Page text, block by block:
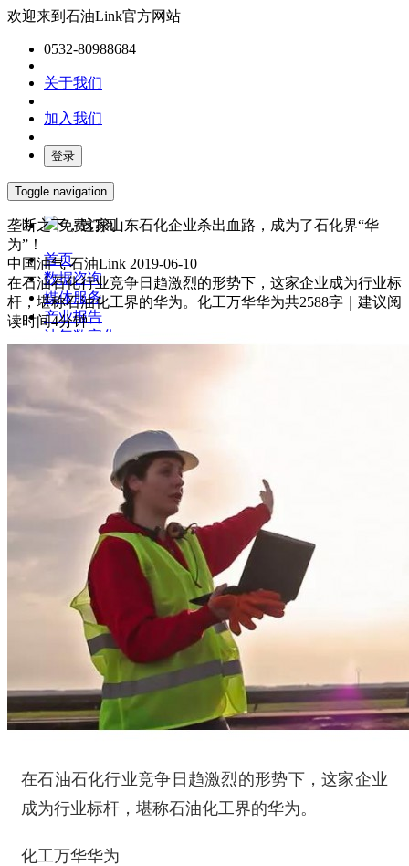
欢迎来到石油Link官方网站
0532-80988684
关于我们
加入我们
登录
Toggle navigation
免费订阅
首页
数据咨询
媒体服务
产业报告
油气数字化
垄断之下，这家山东石化企业杀出血路，成为了石化界“华
为”！
中国油气 石油Link 2019-06-10
在石油石化行业竞争日趋激烈的形势下，这家企业成为行业标
杆，堪称石油化工界的华为。化工万华华为共2588字｜建议阅
读时间4分钟
在石油石化行业竞争日趋激烈的形势下，这家企业
成为行业标杆，堪称石油化工界的华为。
化工万华华为